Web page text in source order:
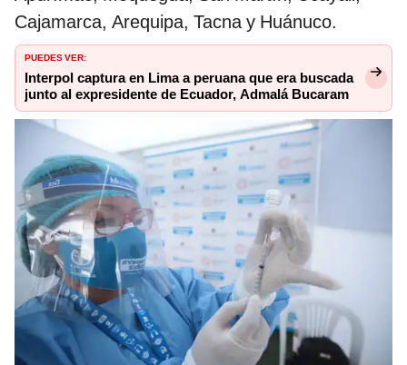
Cajamarca, Arequipa, Tacna y Huánuco.
PUEDES VER:
Interpol captura en Lima a peruana que era buscada
junto al expresidente de Ecuador, Admalá Bucaram